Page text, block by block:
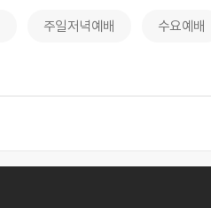
주일저녁예배 수요예배